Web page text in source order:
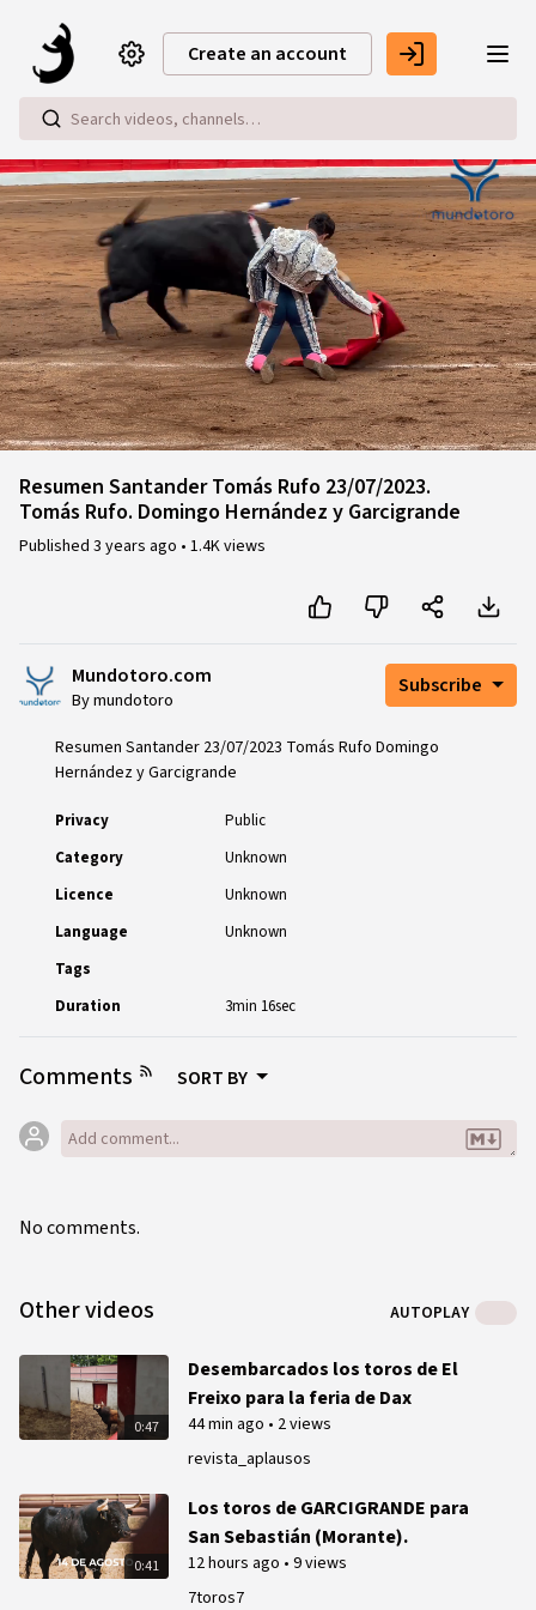
Create an account
Loaded:
12.20%
Resumen Santander Tomás Rufo 23/07/2023.
Tomás Rufo. Domingo Hernández y Garcigrande
Published 3 years ago • 1.4K views
Mundotoro.com
By mundotoro
Subscribe
Resumen Santander 23/07/2023 Tomás Rufo Domingo
Hernández y Garcigrande
Privacy
Public
Category
Unknown
Licence
Unknown
Language
Unknown
Tags
Duration
3min 16sec
Comments SORT BY
No comments.
Other videos AUTOPLAY
0:47
revista_aplausos
Desembarcados los toros de El
Freixo para la feria de Dax
44 min ago • 2 views
0:41
7toros7
Los toros de GARCIGRANDE para
San Sebastián (Morante).
12 hours ago • 9 views